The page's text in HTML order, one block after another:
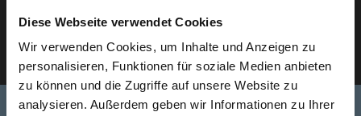
Diese Webseite verwendet Cookies
Wir verwenden Cookies, um Inhalte und Anzeigen zu
personalisieren, Funktionen für soziale Medien anbieten
zu können und die Zugriffe auf unsere Website zu
analysieren. Außerdem geben wir Informationen zu Ihrer